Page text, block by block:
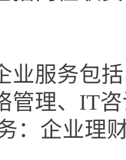
业服务包
管理、IT
：企业理